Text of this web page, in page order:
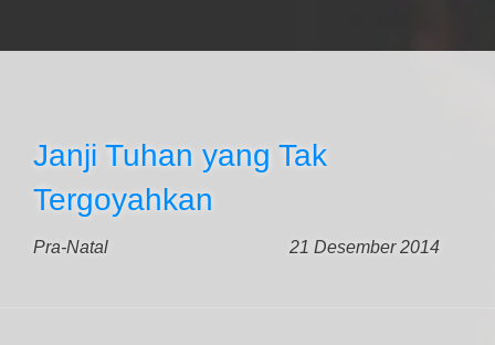
Janji Tuhan yang Tak
Tergoyahkan
Pra-Natal 21 Desember 2014